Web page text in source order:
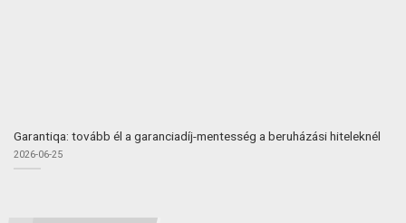
Garantiqa: tovább él a garanciadíj-mentesség a beruházási hiteleknél
2026-06-25